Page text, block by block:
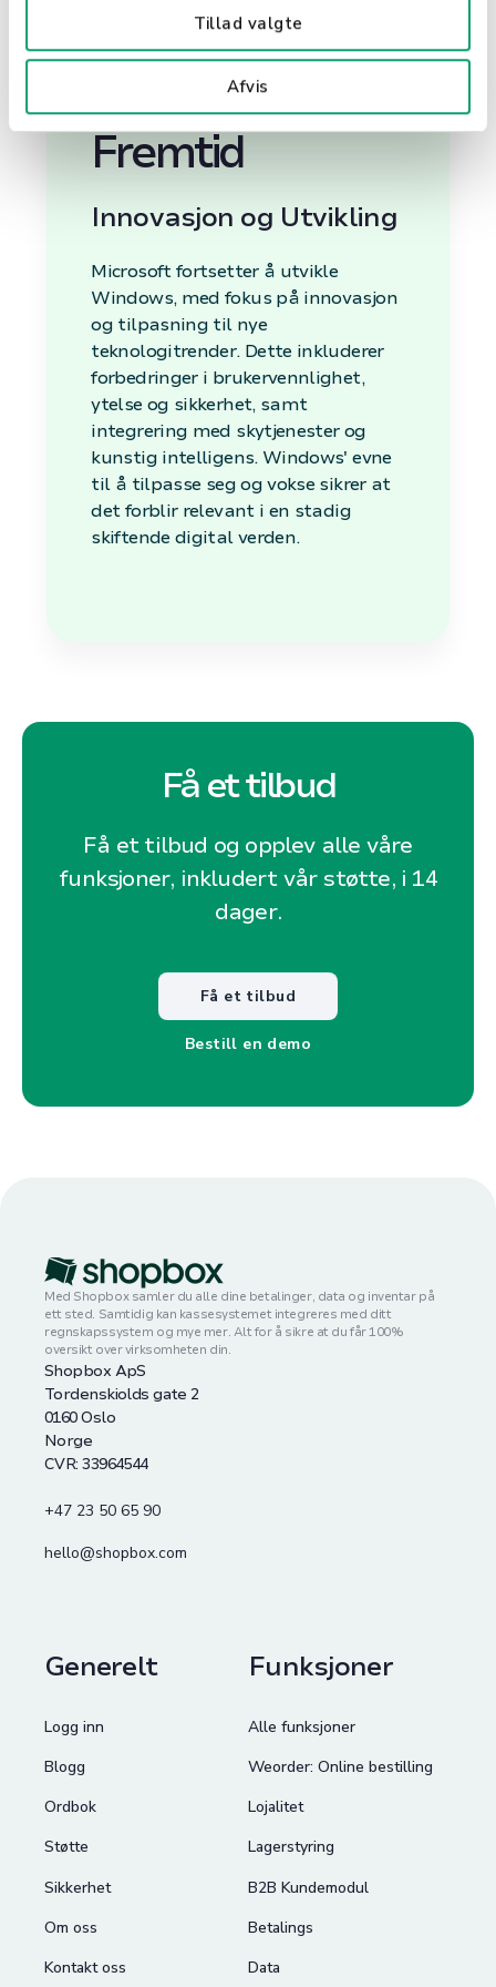
Tillad valgte
Afvis
Windows'
Fremtid
Innovasjon og Utvikling
Microsoft fortsetter å utvikle
Windows, med fokus på innovasjon
og tilpasning til nye
teknologitrender. Dette inkluderer
forbedringer i brukervennlighet,
ytelse og sikkerhet, samt
integrering med skytjenester og
kunstig intelligens. Windows' evne
til å tilpasse seg og vokse sikrer at
det forblir relevant i en stadig
skiftende digital verden.
Få et tilbud
Få et tilbud og opplev alle våre
funksjoner, inkludert vår støtte, i 14
dager.
Få et tilbud
Bestill en demo
Med Shopbox samler du alle dine betalinger, data og inventar på
ett sted. Samtidig kan kassesystemet integreres med ditt
regnskapssystem og mye mer. Alt for å sikre at du får 100%
oversikt over virksomheten din.
Shopbox ApS
Tordenskiolds gate 2
0160 Oslo
Norge
CVR: 33964544
+47 23 50 65 90
hello@shopbox.com
Generelt
Logg inn
Blogg
Ordbok
Støtte
Sikkerhet
Om oss
Kontakt oss
Funksjoner
Alle funksjoner
Weorder: Online bestilling
Lojalitet
Lagerstyring
B2B Kundemodul
Betalings
Data